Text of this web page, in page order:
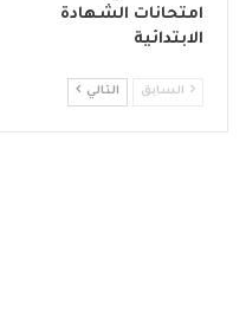
امتحانات الشهادة
الابتدائية
السابق التالي